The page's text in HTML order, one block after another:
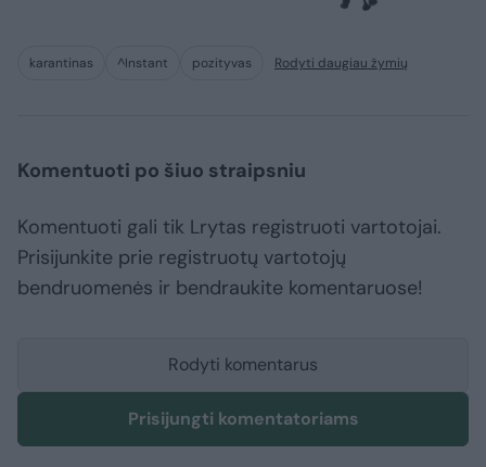
karantinas ^Instant pozityvas Rodyti daugiau žymių
Komentuoti po šiuo straipsniu
Komentuoti gali tik Lrytas registruoti vartotojai.
Prisijunkite prie registruotų vartotojų
bendruomenės ir bendraukite komentaruose!
Rodyti komentarus
Prisijungti komentatoriams